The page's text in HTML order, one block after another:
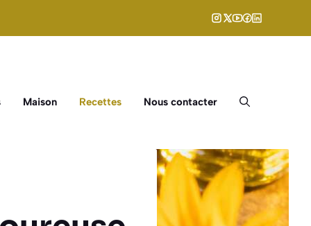
Maison Recettes Nous contacter